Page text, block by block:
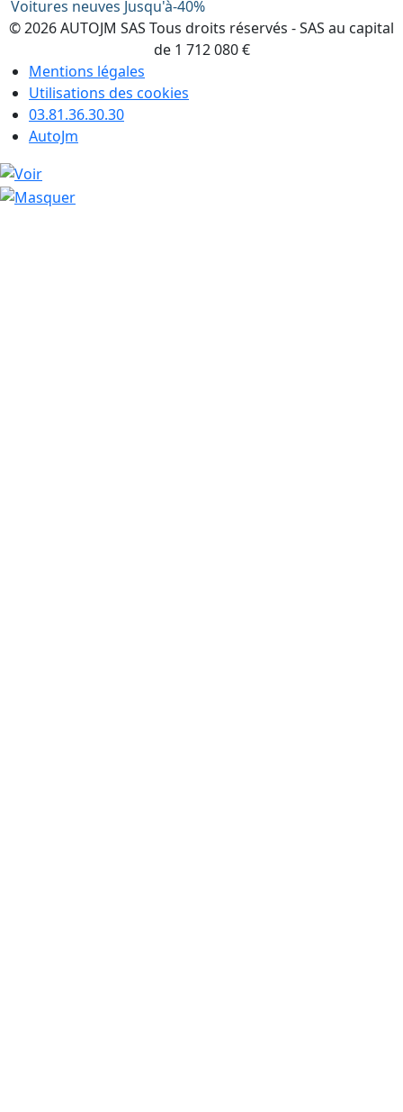
Voitures neuves Jusqu'à-40%
© 2026 AUTOJM SAS Tous droits réservés - SAS au capital
de 1 712 080 €
Mentions légales
Utilisations des cookies
03.81.36.30.30
AutoJm